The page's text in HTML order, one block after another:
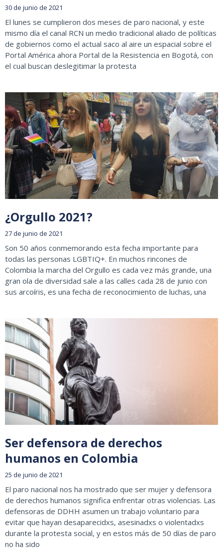
30 de junio de 2021
El lunes se cumplieron dos meses de paro nacional, y este
mismo día el canal RCN un medio tradicional aliado de políticas
de gobiernos como el actual saco al aire un espacial sobre el
Portal América ahora Portal de la Resistencia en Bogotá, con
el cual buscan deslegitimar la protesta
¿Orgullo 2021?
27 de junio de 2021
Son 50 años conmemorando esta fecha importante para
todas las personas LGBTIQ+. En muchos rincones de
Colombia la marcha del Orgullo es cada vez más grande, una
gran ola de diversidad sale a las calles cada 28 de junio con
sus arcoíris, es una fecha de reconocimiento de luchas, una
Ser defensora de derechos
humanos en Colombia
25 de junio de 2021
El paro nacional nos ha mostrado que ser mujer y defensora
de derechos humanos significa enfrentar otras violencias. Las
defensoras de DDHH asumen un trabajo voluntario para
evitar que hayan desaparecidxs, asesinadxs o violentadxs
durante la protesta social, y en estos más de 50 días de paro
no ha sido